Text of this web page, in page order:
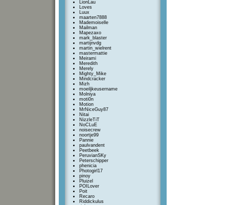
LionLau
Loves
Luux
maarten7888
Mademoiselle
Mailman
Mapezaxo
mark_blaster
martijnvdg
martin_wielrent
mastermattie
Meirami
Meredith
Merely
Mighty_Mike
Mindcracker
Mizh
moeiljkeusername
Molniya
moti0n
Motion
MrNiceGuy87
Nitai
NizzleTiT
NoCLuE
noisecrew
noortje99
Pannie
paulvandent
Peetbeek
PeruvianSKy
Peterschipper
phenicia
Photogirl17
pinoy
Pluizel
POILover
Poit
Recaro
Riddickulus